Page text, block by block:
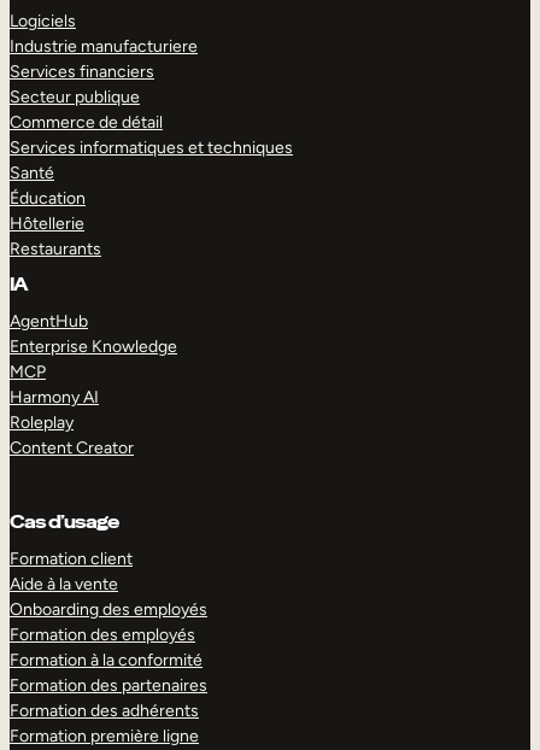
Logiciels
Industrie manufacturiere
Services financiers
Secteur publique
Commerce de détail
Services informatiques et techniques
Santé
Éducation
Hôtellerie
Restaurants
IA
AgentHub
Enterprise Knowledge
MCP
Harmony AI
Roleplay
Content Creator
Cas d’usage
Formation client
Aide à la vente
Onboarding des employés
Formation des employés
Formation à la conformité
Formation des partenaires
Formation des adhérents
Formation première ligne